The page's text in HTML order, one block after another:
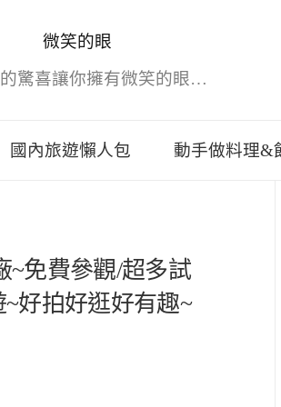
微笑的眼
驚喜讓你擁有微笑的眼…
國內旅遊懶人包 動手做料理&
~免費參觀/超多試
好拍好逛好有趣~